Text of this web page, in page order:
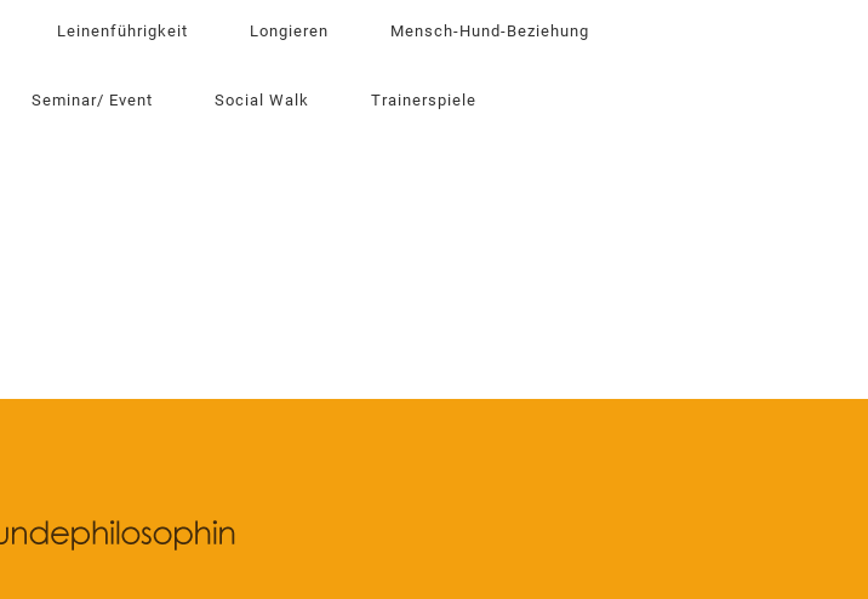
Leinenführigkeit Longieren Mensch-Hund-Beziehung
Seminar/ Event Social Walk Trainerspiele